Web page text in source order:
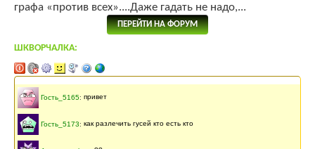
графа «против всех»....Даже гадать не надо,...
ПЕРЕЙТИ НА ФОРУМ
ШКВОРЧАЛКА:
Гость_5165: привет
Гость_5173: как разлечить гусей кто есть кто